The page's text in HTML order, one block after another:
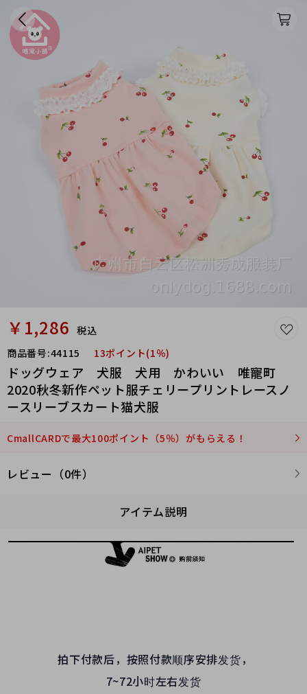
￥1,286 税込
商品番号:44115 13ポイント(1％)
ドッグウェア 犬服 犬用 かわいい 唯寵町
2020秋冬新作ペット服チェリープリントレースノ
ースリーブスカート猫犬服
CmallCARDで最大100ポイント（5％）がもらえる！
レビュー（0件）
アイテム説明
拍下付款后，按照付款顺序安排发货，
7~72小时左右发货